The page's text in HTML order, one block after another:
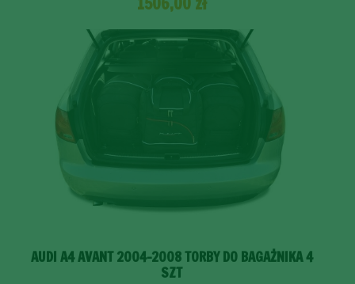
AUDI A4 AVANT 2004-2008 TORBY DO BAGAŻNIKA 4
SZT